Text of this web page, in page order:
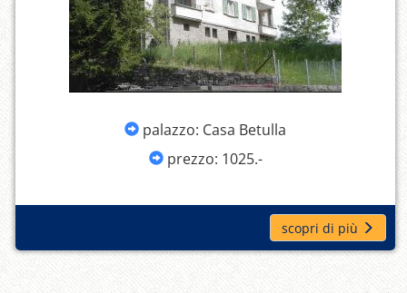
palazzo: Casa Betulla
prezzo: 1025.-
scopri di più